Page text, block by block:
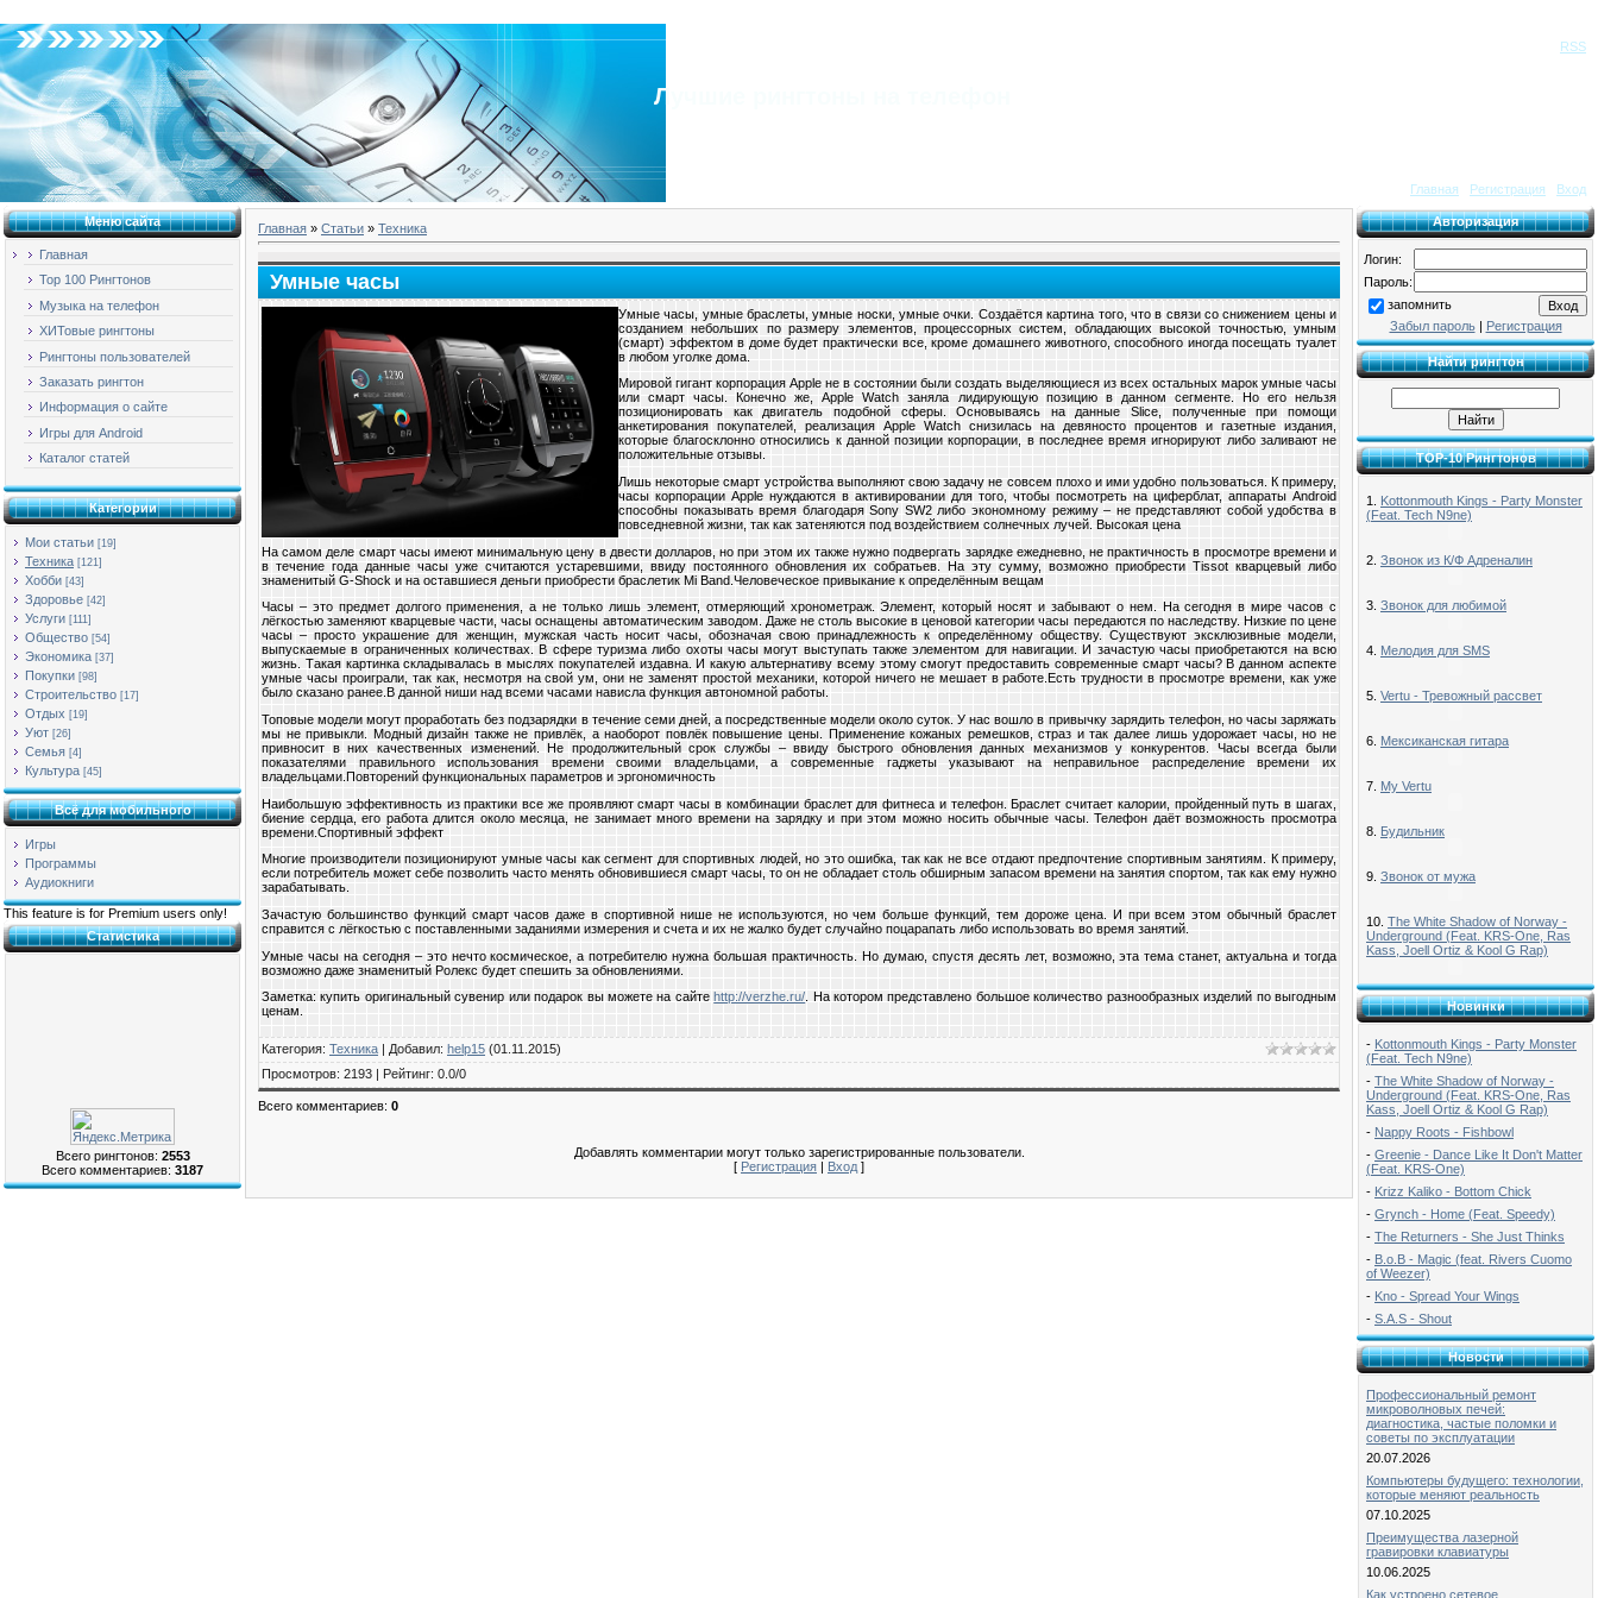
RSS
Лучшие рингтоны на телефон
Главная Регистрация Вход
Меню сайта
Главная
Top 100 Рингтонов
Музыка на телефон
ХИТовые рингтоны
Рингтоны пользователей
Заказать рингтон
Информация о сайте
Игры для Android
Каталог статей
Категории
Мои статьи [19]
Техника [121]
Хобби [43]
Здоровье [42]
Услуги [111]
Общество [54]
Экономика [37]
Покупки [98]
Строительство [17]
Отдых [19]
Уют [26]
Семья [4]
Культура [45]
Всё для мобильного
Игры
Программы
Аудиокниги
This feature is for Premium users only!
Статистика
Всего рингтонов: 2553
Всего комментариев: 3187
Главная » Статьи » Техника
Умные часы
Умные часы, умные браслеты, умные носки, умные очки. Создаётся картина того, что в связи со снижением цены и
созданием небольших по размеру элементов, процессорных систем, обладающих высокой точностью, умным
(смарт) эффектом в доме будет практически все, кроме домашнего животного, способного иногда посещать туалет
в любом уголке дома.
Мировой гигант корпорация Apple не в состоянии были создать выделяющиеся из всех остальных марок умные часы
или смарт часы. Конечно же, Apple Watch заняла лидирующую позицию в данном сегменте. Но его нельзя
позиционировать как двигатель подобной сферы. Основываясь на данные Slice, полученные при помощи
анкетирования покупателей, реализация Apple Watch снизилась на девяносто процентов и газетные издания,
которые благосклонно относились к данной позиции корпорации, в последнее время игнорируют либо заливают не
положительные отзывы.
Лишь некоторые смарт устройства выполняют свою задачу не совсем плохо и ими удобно пользоваться. К примеру,
часы корпорации Apple нуждаются в активировании для того, чтобы посмотреть на циферблат, аппараты Android
способны показывать время благодаря Sony SW2 либо экономному режиму – не представляют собой удобства в
повседневной жизни, так как затеняются под воздействием солнечных лучей. Высокая цена
На самом деле смарт часы имеют минимальную цену в двести долларов, но при этом их также нужно подвергать зарядке ежедневно, не практичность в просмотре времени и
в течение года данные часы уже считаются устаревшими, ввиду постоянного обновления их собратьев. На эту сумму, возможно приобрести Tissot кварцевый либо
знаменитый G-Shock и на оставшиеся деньги приобрести браслетик Mi Band.Человеческое привыкание к определённым вещам
Часы – это предмет долгого применения, а не только лишь элемент, отмеряющий хронометраж. Элемент, который носят и забывают о нем. На сегодня в мире часов с
лёгкостью заменяют кварцевые части, часы оснащены автоматическим заводом. Даже не столь высокие в ценовой категории часы передаются по наследству. Низкие по цене
часы – просто украшение для женщин, мужская часть носит часы, обозначая свою принадлежность к определённому обществу. Существуют эксклюзивные модели,
выпускаемые в ограниченных количествах. В сфере туризма либо охоты часы могут выступать также элементом для навигации. И зачастую часы приобретаются на всю
жизнь. Такая картинка складывалась в мыслях покупателей издавна. И какую альтернативу всему этому смогут предоставить современные смарт часы? В данном аспекте
умные часы проиграли, так как, несмотря на свой ум, они не заменят простой механики, которой ничего не мешает в работе.Есть трудности в просмотре времени, как уже
было сказано ранее.В данной ниши над всеми часами нависла функция автономной работы.
Топовые модели могут проработать без подзарядки в течение семи дней, а посредственные модели около суток. У нас вошло в привычку зарядить телефон, но часы заряжать
мы не привыкли. Модный дизайн также не привлёк, а наоборот повлёк повышение цены. Применение кожаных ремешков, страз и так далее лишь удорожает часы, но не
привносит в них качественных изменений. Не продолжительный срок службы – ввиду быстрого обновления данных механизмов у конкурентов. Часы всегда были
показателями правильного использования времени своими владельцами, а современные гаджеты указывают на неправильное распределение времени их
владельцами.Повторений функциональных параметров и эргономичность
Наибольшую эффективность из практики все же проявляют смарт часы в комбинации браслет для фитнеса и телефон. Браслет считает калории, пройденный путь в шагах,
биение сердца, его работа длится около месяца, не занимает много времени на зарядку и при этом можно носить обычные часы. Телефон даёт возможность просмотра
времени.Спортивный эффект
Многие производители позиционируют умные часы как сегмент для спортивных людей, но это ошибка, так как не все отдают предпочтение спортивным занятиям. К примеру,
если потребитель может себе позволить часто менять обновившиеся смарт часы, то он не обладает столь обширным запасом времени на занятия спортом, так как ему нужно
зарабатывать.
Зачастую большинство функций смарт часов даже в спортивной нише не используются, но чем больше функций, тем дороже цена. И при всем этом обычный браслет
справится с лёгкостью с поставленными заданиями измерения и счета и их не жалко будет случайно поцарапать либо использовать во время занятий.
Умные часы на сегодня – это нечто космическое, а потребителю нужна большая практичность. Но думаю, спустя десять лет, возможно, эта тема станет, актуальна и тогда
возможно даже знаменитый Ролекс будет спешить за обновлениями.
Заметка: купить оригинальный сувенир или подарок вы можете на сайте http://verzhe.ru/ . На котором представлено большое количество разнообразных изделий по выгодным
ценам.
Категория: Техника | Добавил: help15 (01.11.2015)
Просмотров: 2193 | Рейтинг: 0.0/0
Всего комментариев: 0
Добавлять комментарии могут только зарегистрированные пользователи.
[ Регистрация | Вход ]
Авторизация
Логин:
Пароль:
запомнить
Забыл пароль| Регистрация
Найти рингтон
TOP-10 Рингтонов
1. Kottonmouth Kings - Party Monster
(Feat. Tech N9ne)
2. Звонок из К/Ф Адреналин
3. Звонок для любимой
4. Мелодия для SMS
5. Vertu - Тревожный рассвет
6. Мексиканская гитара
7. My Vertu
8. Будильник
9. Звонок от мужа
10. The White Shadow of Norway -
Underground (Feat. KRS-One, Ras
Kass, Joell Ortiz & Kool G Rap)
Новинки
- Kottonmouth Kings - Party Monster
(Feat. Tech N9ne)
- The White Shadow of Norway -
Underground (Feat. KRS-One, Ras
Kass, Joell Ortiz & Kool G Rap)
- Nappy Roots - Fishbowl
- Greenie - Dance Like It Don't Matter
(Feat. KRS-One)
- Krizz Kaliko - Bottom Chick
- Grynch - Home (Feat. Speedy)
- The Returners - She Just Thinks
- B.o.B - Magic (feat. Rivers Cuomo
of Weezer)
- Kno - Spread Your Wings
- S.A.S - Shout
Новости
Профессиональный ремонт
микроволновых печей:
диагностика, частые поломки и
советы по эксплуатации
20.07.2026
Компьютеры будущего: технологии,
которые меняют реальность
07.10.2025
Преимущества лазерной
гравировки клавиатуры
10.06.2025
Как устроено сетевое